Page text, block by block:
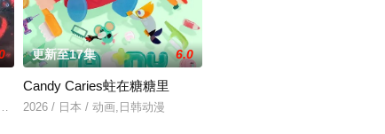
新的都市。随着时间的推移，海上都市的规
了瑞稀、佐野、中津三人之间的情感发展。此外，佐野的弟弟·森，以及
墓中“宝物”之人便能获得先人的异能，全世界为获得宝物而疯狂。无往不
更新至17集 6.0
Candy Caries蛀在糖糖里
2026 / 日本 / 动画,日韩动漫